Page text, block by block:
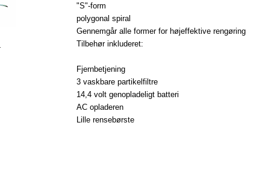
"S"-form
polygonal spiral
Gennemgår alle former for højeffektive rengøring
Tilbehør inkluderet:
Fjernbetjening
3 vaskbare partikelfiltre
14,4 volt genopladeligt batteri
AC opladeren
Lille rensebørste